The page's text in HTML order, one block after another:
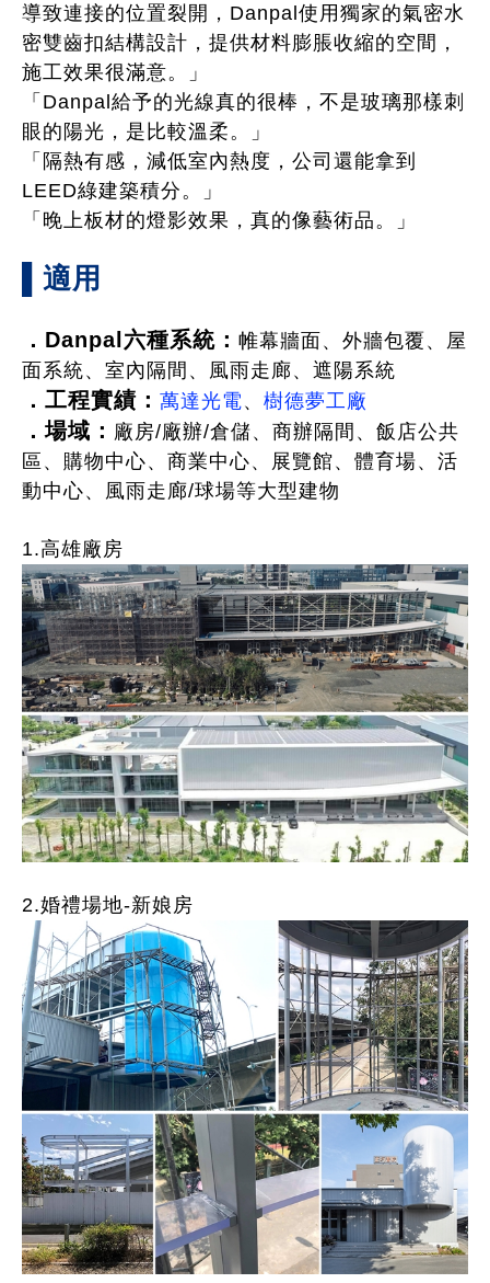
導致連接的位置裂開，Danpal使用獨家的氣密水
密雙齒扣結構設計，提供材料膨脹收縮的空間，
施工效果很滿意。」
「Danpal給予的光線真的很棒，不是玻璃那樣刺
眼的陽光，是比較溫柔。」
「隔熱有感，減低室內熱度，公司還能拿到
LEED綠建築積分。」
「晚上板材的燈影效果，真的像藝術品。」
適用
．Danpal六種系統： 帷幕牆面、外牆包覆、屋
面系統、室內隔間、風雨走廊、遮陽系統
． 工程實績： 萬達光電 、 樹德夢工廠
．場域： 廠房/廠辦/倉儲、商辦隔間、飯店公共
區、購物中心、商業中心、展覽館、體育場、活
動中心、風雨走廊/球場等大型建物
1.高雄廠房
2.婚禮場地-新娘房